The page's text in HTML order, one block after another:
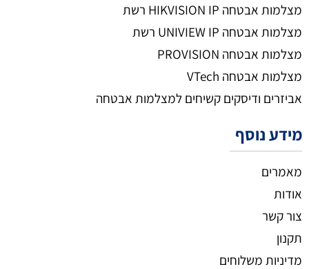
מצלמות אבטחה HIKVISION IP רשת
מצלמות אבטחה UNIVIEW IP רשת
מצלמות אבטחה PROVISION
מצלמות אבטחה VTech
אביזרים ודיסקים קשיחים למצלמות אבטחה
מידע נוסף
מאמרים
אודות
צור קשר
תקנון
מדיניות משלוחים